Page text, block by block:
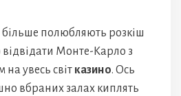
полюбляють розкіш
відвідати Монте-Карло з
увесь світ казино. Ось
вбраних залах киплять